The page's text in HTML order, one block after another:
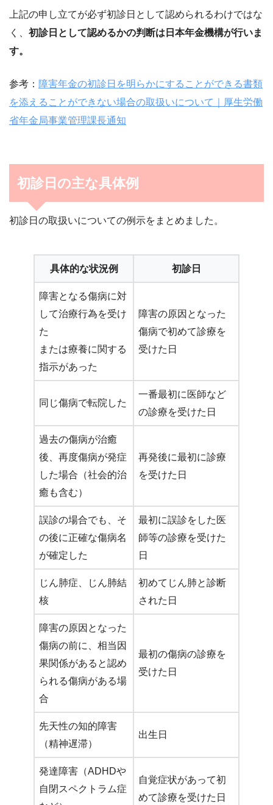
上記の申し立てが必ず初診日として認められるわけではな
く、 初診日として認めるかの判断は日本年金機構が行いま
す。
参考： 障害年金の初診日を明らかにすることができる書類
を添えることができない場合の取扱いについて｜厚生労働
省年金局事業管理課長通知
初診日の主な具体例
初診日の取扱いについての例示をまとめました。
具体的な状況例 初診日
障害となる傷病に対
して治療行為を受け
た
または療養に関する
指示があった
障害の原因となった
傷病で初めて診療を
受けた日
同じ傷病で転院した
一番最初に医師など
の診療を受けた日
過去の傷病が治癒
後、再度傷病が発症
した場合（社会的治
癒も含む）
再発後に最初に診療
を受けた日
誤診の場合でも、そ
の後に正確な傷病名
が確定した
最初に誤診をした医
師等の診療を受けた
日
じん肺症、じん肺結
核
初めてじん肺と診断
された日
障害の原因となった
傷病の前に、相当因
果関係があると認め
られる傷病がある場
合
最初の傷病の診療を
受けた日
先天性の知的障害
（精神遅滞）
出生日
発達障害（ADHDや
自閉スペクトラム症
自覚症状があって初
めて診療を受けた日